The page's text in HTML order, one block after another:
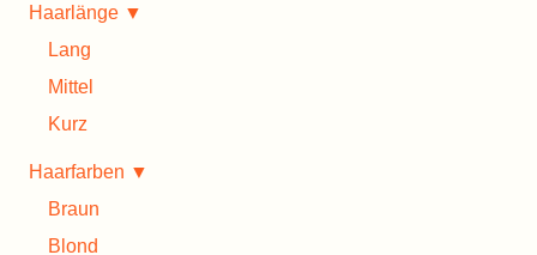
Haarlänge ▼
Lang
Mittel
Kurz
Haarfarben ▼
Braun
Blond